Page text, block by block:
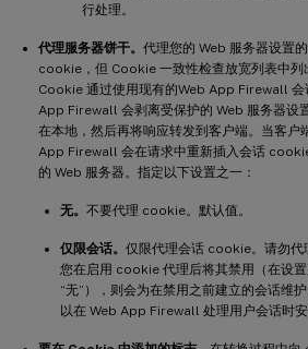
行处理。
代理服务器饼干。 代理您的 Web 服务器设置
cookie，但 Cookie 一致性检查放宽列表中列
Cookie 通过使用现有的Web App Firewall
App Firewall 会剥离受保护的 Web 服务器设
在本地，然后再将响应转发到客户端。当客户
App Firewall 会在请求中重新插入会话
的 Web 服务器。指定以下设置之一：
无。 不要代理 cookie。默认值。
仅限会话。 仅限代理会话 cookie。请勿
您在启用 cookie 代理后将其禁用（在设置
“无”），则会为在禁用之前建立的会话维
以在 Web App Firewall 处理用户会话时安